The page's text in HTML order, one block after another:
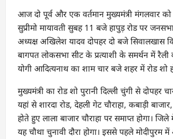
आज दो पूर्व और एक वर्तमान मुख्यमंत्री मंगलवार
सुप्रीमो मायावती सुबह 11 बजे हापुड़ रोड पर जनसभा
अध्यक्ष अखिलेश यादव दोपहर दो बजे सिवालखास
बागपत लोकसभा सीट के प्रत्याशी के समर्थन में रैली
योगी आदित्यनाथ का शाम चार बजे शहर में रोड शो
मुख्यमंत्री का रोड शो पुरानी दिल्ली चुंगी से दोपहर
यहां से शारदा रोड, देहली गेट चौराहा, कबाड़ी
होते हुए लाला बाजार चौराहा पर समाप्त होगा।
यह चौथा चुनावी दौरा होगा। इससे पहले मोदीपुरम